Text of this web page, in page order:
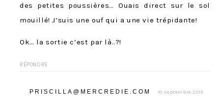
des petites poussières… Ouais direct sur le sol
mouillé! J’suis une ouf qui a une vie trépidante!
Ok… la sortie c’est par là..?!
RÉPONDRE
PRISCILLA@MERCREDIE.COM 10 septembre 2015